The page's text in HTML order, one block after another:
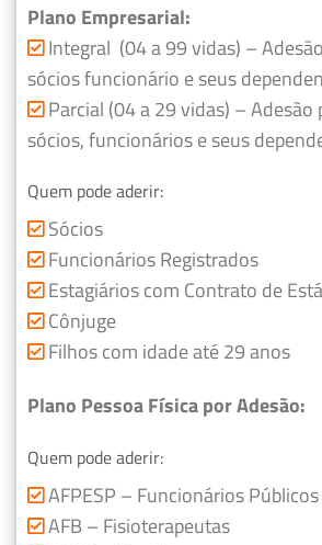
Plano Empresarial:
Integral (04 a 99 vidas) –
sócios funcionário e seus
Parcial (04 a 29 vidas) – Adesão
sócios, funcionários e seus
Quem pode aderir:
Sócios
Funcionários Registrados
Estagiários com Contrato de
Cônjuge
Filhos com idade até 29 anos
Plano Pessoa Física por Adesão:
Quem pode aderir:
AFPESP – Funcionários Públicos
AFB – Fisioterapeutas